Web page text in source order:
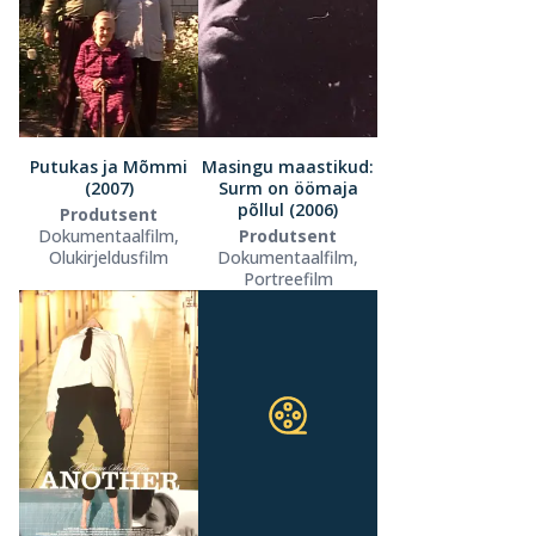
Putukas ja Mõmmi
(2007)
Produtsent
Dokumentaalfilm,
Olukirjeldusfilm
Masingu maastikud:
Surm on öömaja
põllul (2006)
Produtsent
Dokumentaalfilm,
Portreefilm